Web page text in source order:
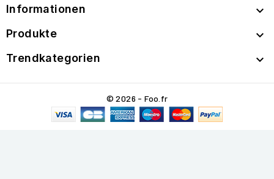
Informationen 
Produkte 
Trendkategorien 
© 2026 - Foo.fr